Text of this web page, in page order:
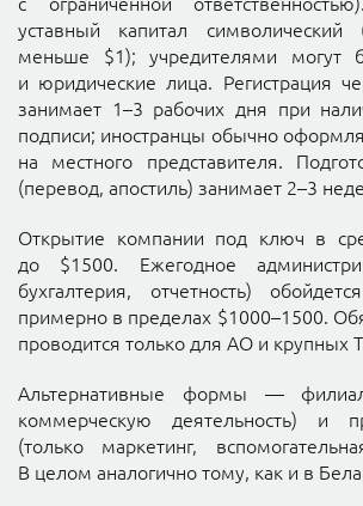
уставный капитал
меньше $1); учредителями могут
и юридические лица. Регистрация
занимает 1–3 рабочих дня при
подписи; иностранцы обычно
на местного представителя.
(перевод, апостиль) занимает 2–3
Открытие компании под ключ в
до $1500. Ежегодное
бухгалтерия, отчетность)
примерно в пределах $1000–1500.
проводится только для АО и крупных
Альтернативные формы —
коммерческую деятельность) и
(только маркетинг,
В целом аналогично тому, как и в